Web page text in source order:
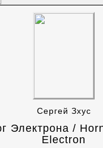
Сергей Зхус
Электрона /
Electron